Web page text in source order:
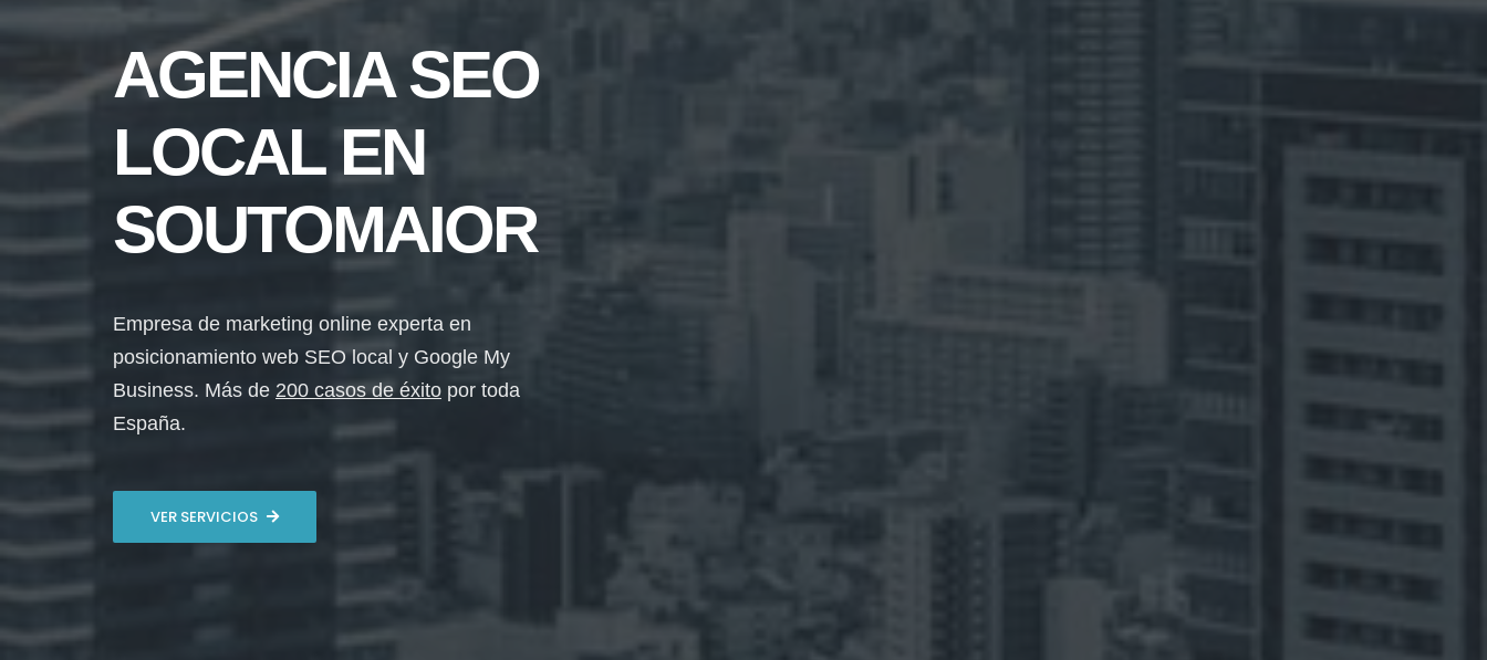
AGENCIA SEO
LOCAL EN
SOUTOMAIOR
Empresa de marketing online experta en
posicionamiento web SEO local y Google My
Business. Más de 200 casos de éxito por toda
España.
VER SERVICIOS